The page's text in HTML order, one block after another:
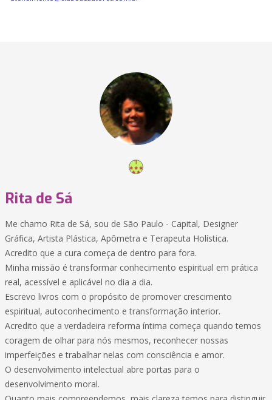
Rita de Sá
Me chamo Rita de Sá, sou de São Paulo - Capital, Designer
Gráfica, Artista Plástica, Apômetra e Terapeuta Holística.
Acredito que a cura começa de dentro para fora.
Minha missão é transformar conhecimento espiritual em prática
real, acessível e aplicável no dia a dia.
Escrevo livros com o propósito de promover crescimento
espiritual, autoconhecimento e transformação interior.
Acredito que a verdadeira reforma íntima começa quando temos
coragem de olhar para nós mesmos, reconhecer nossas
imperfeições e trabalhar nelas com consciência e amor.
O desenvolvimento intelectual abre portas para o
desenvolvimento moral.